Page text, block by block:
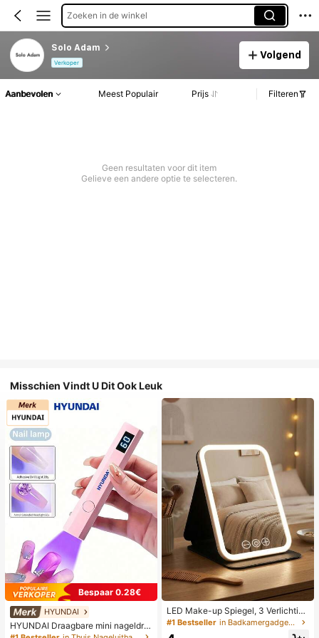
Zoeken in de winkel
Solo Adam
Verkoper
Volgend
Aanbevolen Meest Populair Prijs Filteren
Geen resultaten voor dit item
Gelieve een andere optie te selecteren.
Misschien Vindt U Dit Ook Leuk
Bespaar 0.28€
HYUNDAI
HYUNDAI Draagbare mini nageldro
ger, oplaadbare handlamp UV/LED
LED Make-up Spiegel, 3 Verlichting
smodi, Verstelbare Helderheid, Draa
gbaar Vouwbaar Ontwerp, Geschikt
#1 Bestseller in Badkamergadgets die favoriet zijn bij klanten B